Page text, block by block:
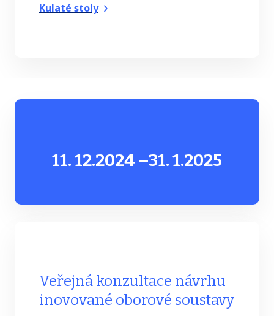
Kulaté stoly
11. 12.2024 –31. 1.2025
Veřejná konzultace návrhu
inovované oborové soustavy